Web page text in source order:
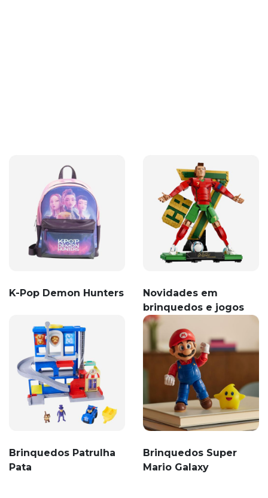
K-Pop Demon Hunters
Novidades em
brinquedos e jogos
Brinquedos Patrulha
Pata
Brinquedos Super
Mario Galaxy